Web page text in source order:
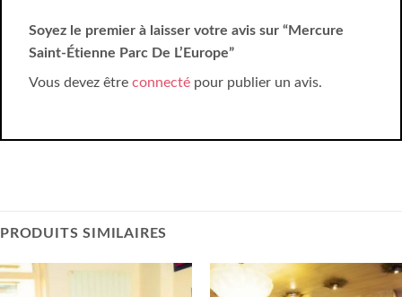
Soyez le premier à laisser votre avis sur “Mercure
Saint-Étienne Parc De L’Europe”
Vous devez être connecté pour publier un avis.
PRODUITS SIMILAIRES